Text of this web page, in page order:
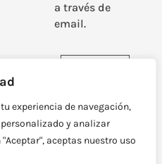
experiencia de navegación,
y analizar
aceptas nuestro uso
a través de
email.